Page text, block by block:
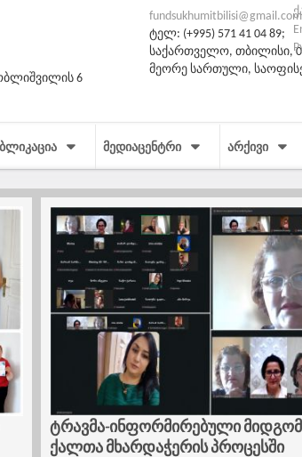
6
fundsukhumitbilisi@gmail.com
ტელ: (+995) 571 41 04 89;
საქართველო, თბილისი,
მეორე სართული,
ᲛᲔᲓᲘᲐᲪᲔᲜᲢᲠᲘ ᲐᲠᲥᲘᲕᲘ
ტრავმა-ინფორმირებული მიდგომები
ქალთა მხარდაჭერის პროცესში